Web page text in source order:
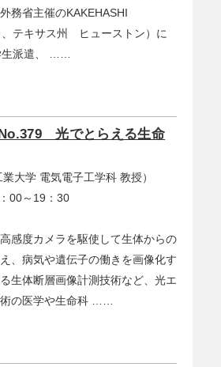
務省主催のKAKEHASHI
、テキサス州 ヒューストン）に
生派遣、 ……
光でとらえる生命
大学 電気電子工学科 教授）
00～19：30
感度カメラを駆使して生体からの
、病気や遺伝子の働きを画像化す
生体断層画像計測技術など、光エ
術の医学や生命科 ……